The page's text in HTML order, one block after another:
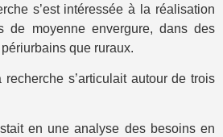
s’est intéressée à la réalisation
de moyenne envergure, dans des
que ruraux.
s’articulait autour de trois
en une analyse des besoins en